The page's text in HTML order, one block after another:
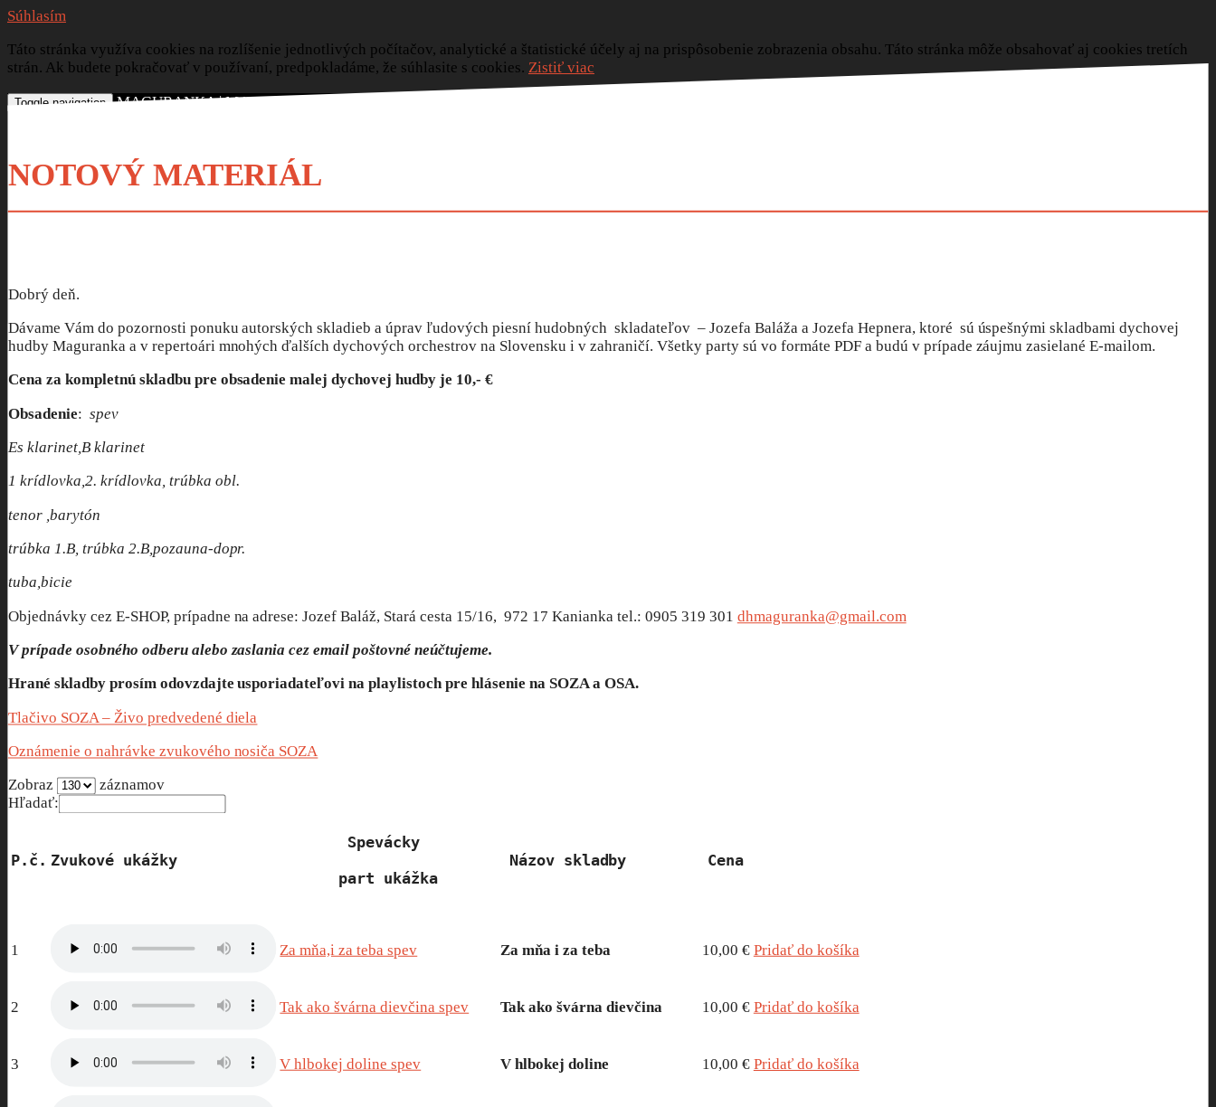
Súhlasím
Táto stránka využíva cookies na rozlíšenie jednotlivých počítačov, analytické a štatistické účely aj na prispôsobenie zobrazenia obsahu. Táto stránka môže obsahovať aj cookies tretích
strán. Ak budete pokračovať v používaní, predpokladáme, že súhlasite s cookies. Zistiť viac
Toggle navigation MAGURANKA | MAGURANKA JUNIOR
TERMÍNY
CD A DVD
NOTOVÝ MATERIÁL
NOTOVÝ MATERIÁL
Dobrý deň.
Dávame Vám do pozornosti ponuku autorských skladieb a úprav ľudových piesní hudobných skladateľov – Jozefa Baláža a Jozefa Hepnera, ktoré sú úspešnými skladbami dychovej
hudby Maguranka a v repertoári mnohých ďalších dychových orchestrov na Slovensku i v zahraničí. Všetky party sú vo formáte PDF a budú v prípade záujmu zasielané E-mailom.
Cena za kompletnú skladbu pre obsadenie malej dychovej hudby je 10,- €
Obsadenie: spev
Es klarinet,B klarinet
1 krídlovka,2. krídlovka, trúbka obl.
tenor ,barytón
trúbka 1.B, trúbka 2.B,pozauna-dopr.
tuba,bicie
Objednávky cez E-SHOP, prípadne na adrese: Jozef Baláž, Stará cesta 15/16, 972 17 Kanianka tel.: 0905 319 301 dhmaguranka@gmail.com
V prípade osobného odberu alebo zaslania cez email poštovné neúčtujeme.
Hrané skladby prosím odovzdajte usporiadateľovi na playlistoch pre hlásenie na SOZA a OSA.
Tlačivo SOZA – Živo predvedené diela
Oznámenie o nahrávke zvukového nosiča SOZA
Zobraz záznamov
Hľadať:
P.č. Zvukové ukážky
Spevácky
part ukážka
Názov skladby Cena
1 Za mňa,i za teba spev Za mňa i za teba 10,00 € Pridať do košíka
2 Tak ako švárna dievčina spev Tak ako švárna dievčina 10,00 € Pridať do košíka
3 V hlbokej doline spev V hlbokej doline 10,00 € Pridať do košíka